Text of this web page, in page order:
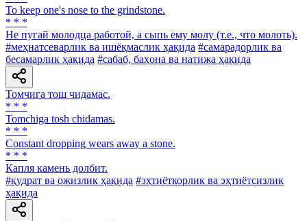
To keep one's nose to the grindstone.
* * *
He пугай молодца работой, а сыпь ему молу (т.е., что молоть).
#меҳнатсеварлик ва ишёқмаслик ҳақида #самарадорлик ва
бесамарлик ҳақида #сабаб, баҳона ва натижа ҳақида
Томчига тош чидамас.
* * *
Tomchiga tosh chidamas.
* * *
Constant dropping wears away a stone.
* * *
Капля камень долбит.
#қудрат ва ожизлик ҳақида #эҳтиёткорлик ва эҳтиётсизлик
ҳақида